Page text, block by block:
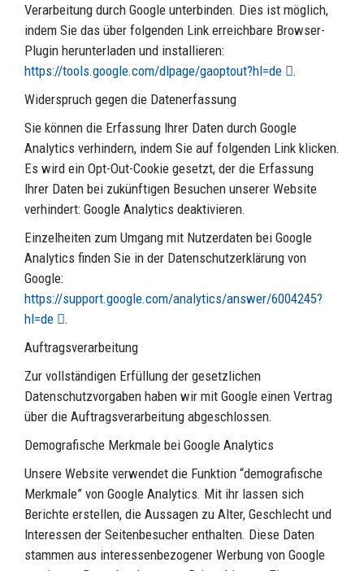
Verarbeitung durch Google unterbinden. Dies ist möglich,
indem Sie das über folgenden Link erreichbare Browser-
Plugin herunterladen und installieren:
https://tools.google.com/dlpage/gaoptout?hl=de
.
Widerspruch gegen die Datenerfassung
Sie können die Erfassung Ihrer Daten durch Google
Analytics verhindern, indem Sie auf folgenden Link klicken.
Es wird ein Opt-Out-Cookie gesetzt, der die Erfassung
Ihrer Daten bei zukünftigen Besuchen unserer Website
verhindert: Google Analytics deaktivieren.
Einzelheiten zum Umgang mit Nutzerdaten bei Google
Analytics finden Sie in der Datenschutzerklärung von
Google:
https://support.google.com/analytics/answer/6004245?
hl=de
.
Auftragsverarbeitung
Zur vollständigen Erfüllung der gesetzlichen
Datenschutzvorgaben haben wir mit Google einen Vertrag
über die Auftragsverarbeitung abgeschlossen.
Demografische Merkmale bei Google Analytics
Unsere Website verwendet die Funktion “demografische
Merkmale” von Google Analytics. Mit ihr lassen sich
Berichte erstellen, die Aussagen zu Alter, Geschlecht und
Interessen der Seitenbesucher enthalten. Diese Daten
stammen aus interessenbezogener Werbung von Google